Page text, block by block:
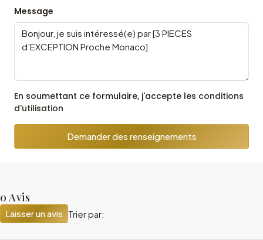
Message
En soumettant ce formulaire, j'accepte les conditions
d'utilisation
Demander des renseignements
0 Avis
Trier par:
Laisser un avis